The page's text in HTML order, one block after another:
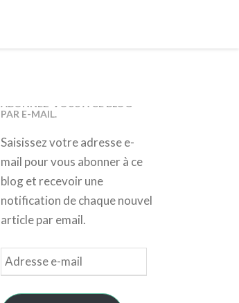
ABONNEZ-VOUS À CE BLOG
PAR E-MAIL.
Saisissez votre adresse e-
mail pour vous abonner à ce
blog et recevoir une
notification de chaque nouvel
article par email.
Adresse
e-
mail